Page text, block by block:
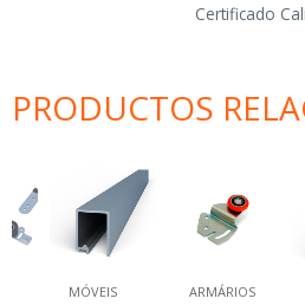
Certificado
PRODUCTOS
MÓVEIS ARMÁRIOS